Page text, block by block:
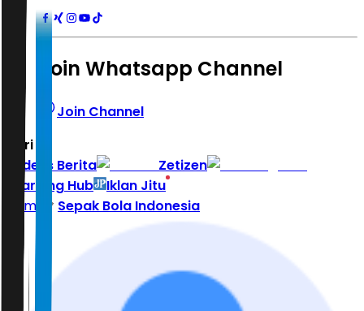
Join Whatsapp Channel
Join Channel
Hari ini
Indeks Berita
Zetizen
Learning Hub
Iklan Jitu
Home
Sepak Bola Indonesia